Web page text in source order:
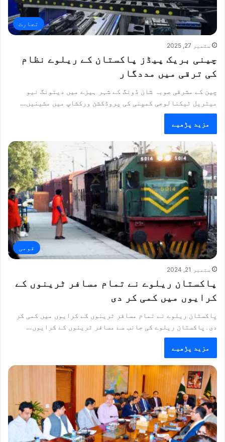
تجارت
ستمبر 27, 2025
چینی بریک پیڈز پاکستان کے ریلوے نظام
کی ترقی میں مددگار
چین کے مشرقی صوبہ شان ڈونگ کے شہر ہیزے میں دیتونگ نیو
میٹریل ٹیکنالوجی کمپنی کی پروڈکشن ورکشاپ میں مشینیں…
مزید پڑھیے
قومی
ستمبر 21, 2024
پاکستان ریلوے نے تمام مسافر ٹرینوں کے
کرایوں میں کمی کر دی
پاکستان ریلوے نے تمام مسافر ٹرینوں کے کرایوں میں کمی کر
دی۔پاکستان ریلوے کی جانب سے مسافر ٹرینوں کے کرایوں…
مزید پڑھیے